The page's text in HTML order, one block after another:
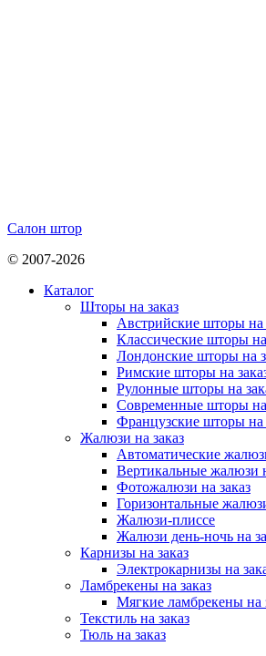
Салон штор
© 2007-2026
Каталог
Шторы на заказ
Австрийские шторы на
Классические шторы на
Лондонские шторы на
Римские шторы на
Рулонные шторы на
Современные шторы на
Французские шторы на
Жалюзи на заказ
Автоматические
Вертикальные жалюзи
Фотожалюзи на заказ
Горизонтальные
Жалюзи-плиссе
Жалюзи день-ночь на
Карнизы на заказ
Электрокарнизы на
Ламбрекены на заказ
Мягкие ламбрекены на
Текстиль на заказ
Тюль на заказ